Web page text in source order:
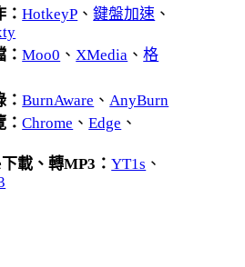
：HotkeyP 、鍵盤加速 、
：Moo0 、 XMedia 、格
：BurnAware 、 AnyBurn
：Chrome 、Edge 、
下載、轉MP3：YT1s 、